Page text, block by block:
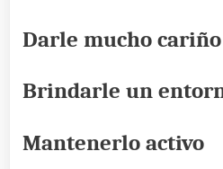
Darle mucho cariño
Brindarle un
Mantenerlo activo